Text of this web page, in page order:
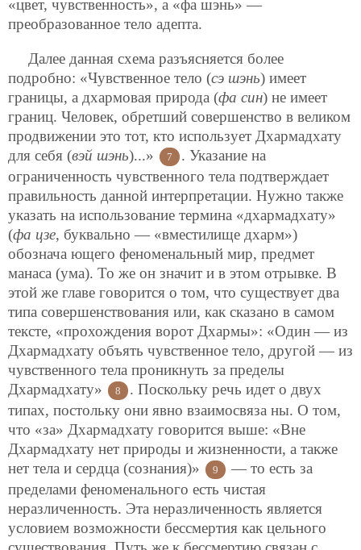
«цвет, чувственность», а «фа шэнь» —
преобразованное тело адепта.
Далее данная схема разъясняется более
подробно: «Чувственное тело (сэ шэнь) имеет
границы, а дхармовая природа (фа син) не имеет
границ. Человек, обретший совершенство в великом
продвижении это тот, кто использует Дхармадхату
для себя (вэй шэнь)...» 7
. Указание на
ограниченность чувственного тела подтверждает
правильность данной интерпретации. Нужно также
указать на использование термина «дхармадхату»
(фа цзе, буквально — «вместилище дхарм»)
обознача ющего феноменальный мир, предмет
манаса (ума). То же он значит и в этом отрывке. В
этой же главе говорится о том, что существует два
типа совершенствования или, как сказано в самом
тексте, «прохождения ворот Дхармы»: «Один — из
Дхармадхату объять чувственное тело, другой — из
чувственного тела проникнуть за пределы
Дхармадхату»
8
. Поскольку речь идет о двух
типах, постольку они явно взаимосвяза ны. О том,
что «за» Дхармадхату говорится выше: «Вне
Дхармадхату нет природы и жизненности, а также
нет тела и сердца (сознания)»
9
— то есть за
пределами феноменального есть чистая
неразличенность. Эта неразличенность является
условием возможности бессмертия как цельного